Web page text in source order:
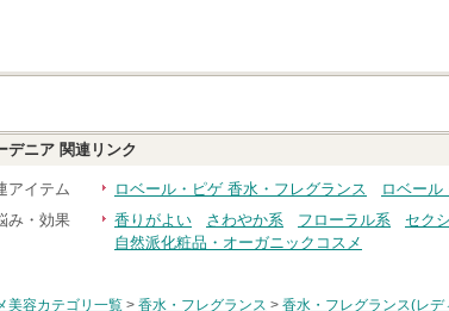
デニア 関連リンク
アイテム ロベール・ピゲ 香水・フレグランス
ロベール
み・効果
香りがよい さわやか系 フローラル系 セク
自然派化粧品・オーガニックコスメ
美容カテゴリ一覧 > 香水・フレグランス > 香水・フレグランス(レ